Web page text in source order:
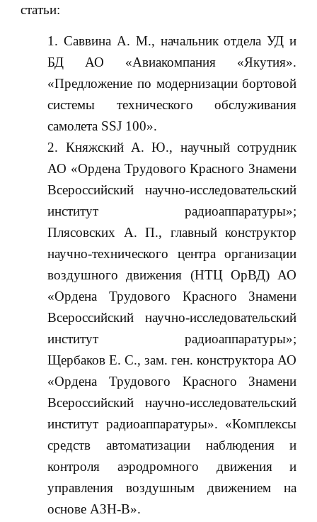
статьи:
Cаввина А. М., начальник отдела УД и
БД АО «Авиакомпания «Якутия».
«Предложение по модернизации бортовой
системы технического обслуживания
самолета SSJ 100».
Княжский А. Ю., научный сотрудник
АО «Ордена Трудового Красного Знамени
Всероссийский научно-исследовательский
институт радиоаппаратуры»;
Плясовских А. П., главный конструктор
научно-технического центра организации
воздушного движения (НТЦ ОрВД) АО
«Ордена Трудового Красного Знамени
Всероссийский научно-исследовательский
институт радиоаппаратуры»;
Щербаков Е. С., зам. ген. конструктора АО
«Ордена Трудового Красного Знамени
Всероссийский научно-исследовательский
институт радиоаппаратуры». «Комплексы
средств автоматизации наблюдения и
контроля аэродромного движения и
управления воздушным движением на
основе АЗН-В».